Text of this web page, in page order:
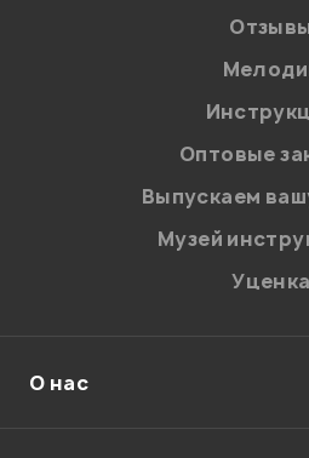
на
Политикой в
персональных данных.
Введите проверочное
Отправить
Оптовые
Выпускаем
Музей
Уценка
О нас